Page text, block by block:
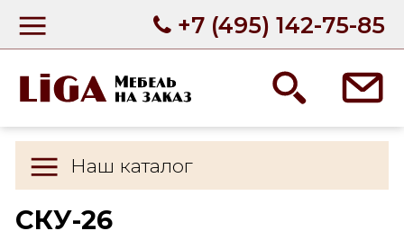
+7 (495) 142-75-85
Наш каталог
СКУ-26